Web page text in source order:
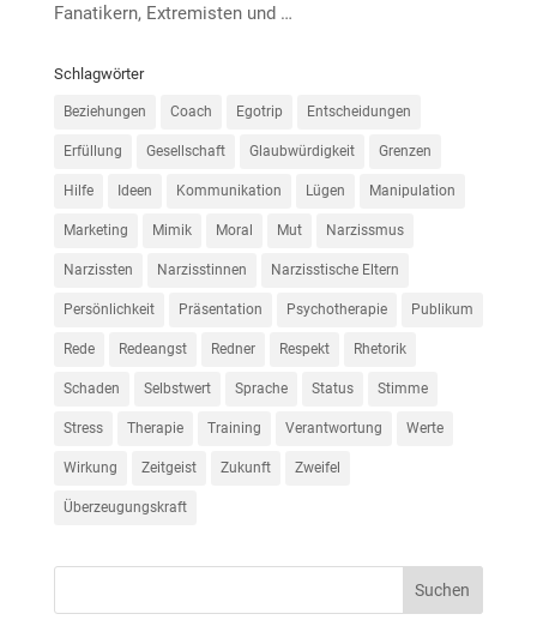
Fanatikern, Extremisten und …
Schlagwörter
Beziehungen Coach Egotrip Entscheidungen
Erfüllung Gesellschaft Glaubwürdigkeit Grenzen
Hilfe Ideen Kommunikation Lügen Manipulation
Marketing Mimik Moral Mut Narzissmus
Narzissten Narzisstinnen Narzisstische Eltern
Persönlichkeit Präsentation Psychotherapie Publikum
Rede Redeangst Redner Respekt Rhetorik
Schaden Selbstwert Sprache Status Stimme
Stress Therapie Training Verantwortung Werte
Wirkung Zeitgeist Zukunft Zweifel
Überzeugungskraft